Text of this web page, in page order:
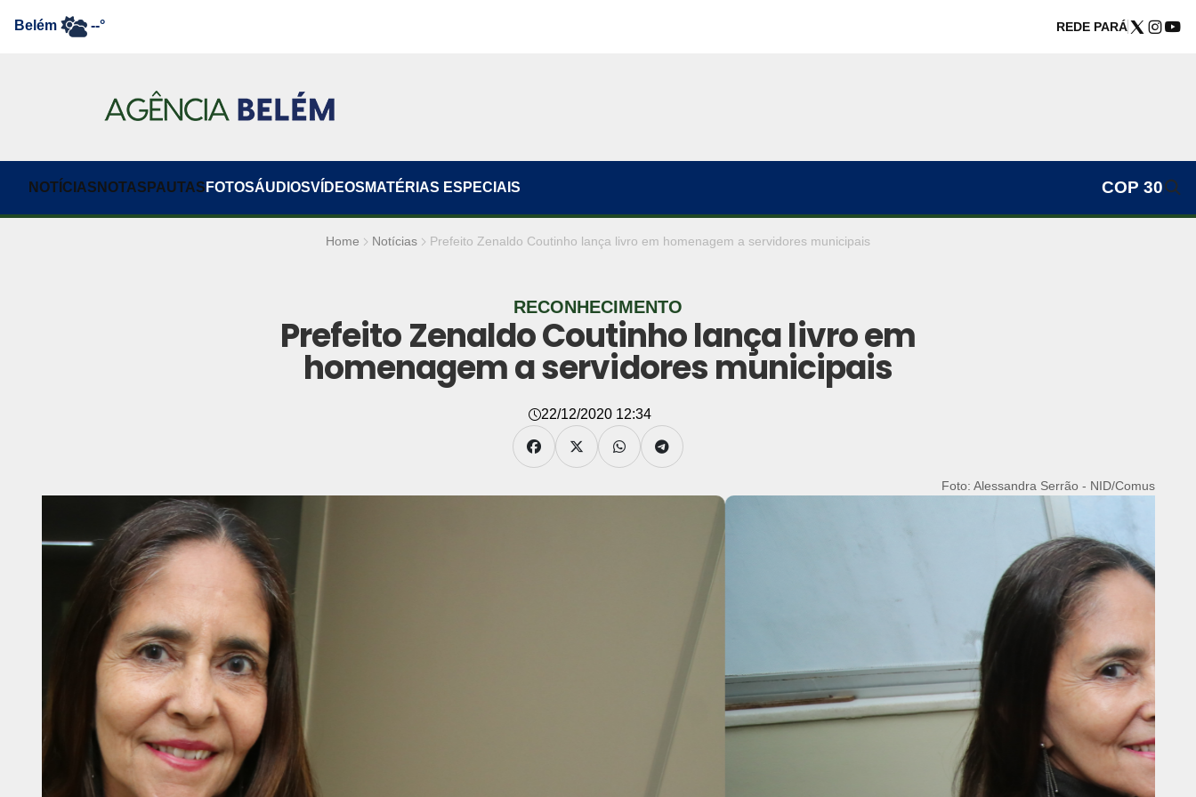
Belém --° REDE PARÁ
NOTÍCIAS NOTAS PAUTAS FOTOSÁUDIOSVÍDEOS MATÉRIAS ESPECIAIS COP 30
Home Notícias Prefeito Zenaldo Coutinho lança livro em homenagem a servidores municipais
RECONHECIMENTO
Prefeito Zenaldo Coutinho lança livro em
homenagem a servidores municipais
22/12/2020 12:34
Foto: Alessandra Serrão - NID/Comus